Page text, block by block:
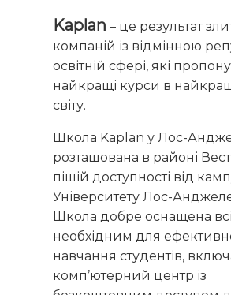
Kaplan – це результат
компаній із відмінною
освітній сфері, які
найкращі курси в
світу.
Школа Kaplan у Лос-
розташована в районі
пішій доступності від
Університету Лос-
Школа добре оснащена
необхідним для
навчання студентів,
комп’ютерний центр із